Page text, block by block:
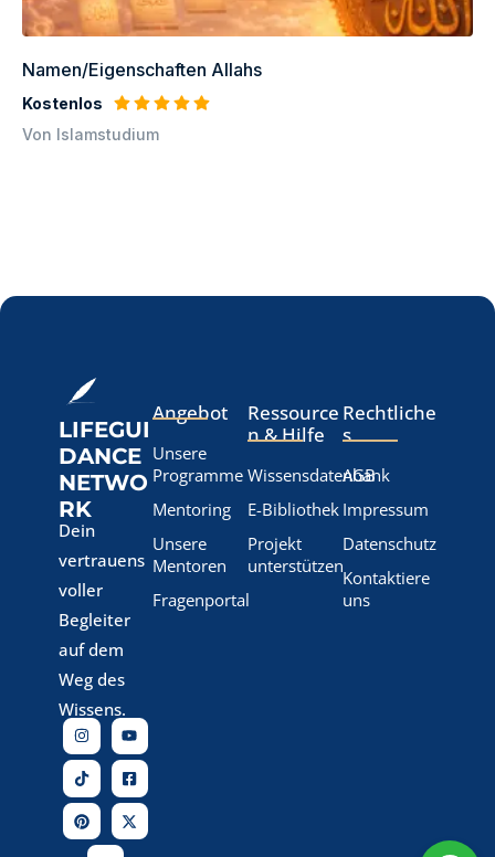
Namen/Eigenschaften Allahs
Kostenlos
Von Islamstudium
LIFEGUI
DANCE
NETWO
RK
Dein
vertrauens
voller
Begleiter
auf dem
Weg des
Wissens.
Angebot
Unsere
Programme
Mentoring
Unsere
Mentoren
Fragenportal
Ressource
n & Hilfe
Wissensdatenbank
E-Bibliothek
Projekt
unterstützen
Rechtliche
s
AGB
Impressum
Datenschutz
Kontaktiere
uns